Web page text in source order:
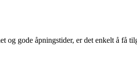
gode åpningstider, er det enkelt å få